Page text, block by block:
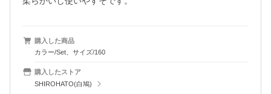
購入した商品
カラー/Set、サイズ/160
購入したストア
SHIROHATO(白鳩)